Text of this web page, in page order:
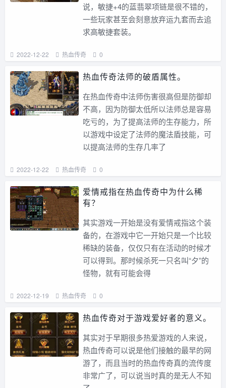
说，敏捷+4的蓝翡翠项链是很不错的，
一些玩家甚至会刻意放弃运九套而去追
求高敏捷套装。
2022-12-22 热血传奇 0
热血传奇法师的破盾属性。
在热血传奇中法师伤害很高但是防御却
不高，因为防御太低所以法师总是容易
吃亏的，为了提高法师的生存能力，所
以游戏中设定了法师的魔法盾技能，可
以提高法师的生存几率了
2022-12-22 热血传奇 0
爱情戒指在热血传奇中为什么稀
有？
其实游戏一开始是没有爱情戒指这个装
备的，在游戏中它一开始只是一个比较
稀缺的装备，仅仅只有在活动的时候才
可以得到。那时候杀死一只名叫“夕”的
怪物，就有可能会得
2022-12-19 热血传奇 0
热血传奇对于游戏爱好者的意义。
其实对于早期很多热爱游戏的人来说，
热血传奇可以说是他们接触的最早的网
游了，而且当时的热血传奇真的流传度
非常广了，可以说当时真的是无人不知